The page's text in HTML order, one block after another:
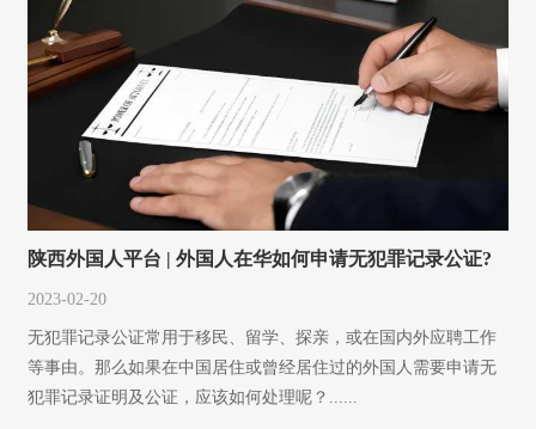
陕西外国人平台 | 外国人在华如何申请无犯罪记录公证?
2023-02-20
无犯罪记录公证常用于移民、留学、探亲，或在国内外应聘工作
等事由。那么如果在中国居住或曾经居住过的外国人需要申请无
犯罪记录证明及公证，应该如何处理呢？......